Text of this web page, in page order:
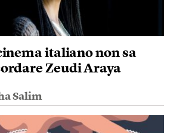
italiano non sa
Zeudi Araya
Salim